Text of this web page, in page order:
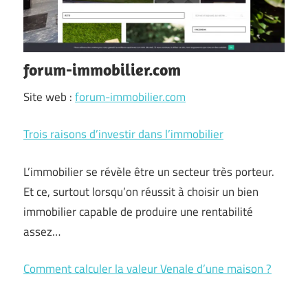
forum-immobilier.com
Site web :forum-immobilier.com
Trois raisons d’investir dans l’immobilier
L’immobilier se révèle être un secteur très porteur.
Et ce, surtout lorsqu’on réussit à choisir un bien
immobilier capable de produire une rentabilité
assez…
Comment calculer la valeur Venale d’une maison ?